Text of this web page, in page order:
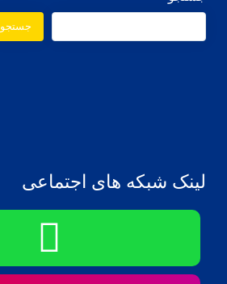
جستجو
لینک شبکه های اجتماعی